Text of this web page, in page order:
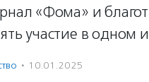
«Фома» и
участие в одном
· 10.01.2025